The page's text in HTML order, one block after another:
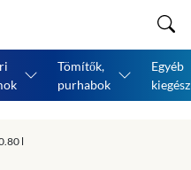
Tömítők,
purhabok
Egyéb
l